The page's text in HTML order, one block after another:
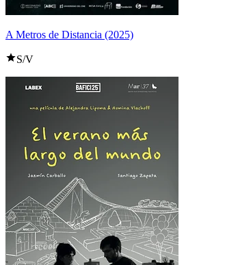
A Metros de Distancia (2025)
S/V